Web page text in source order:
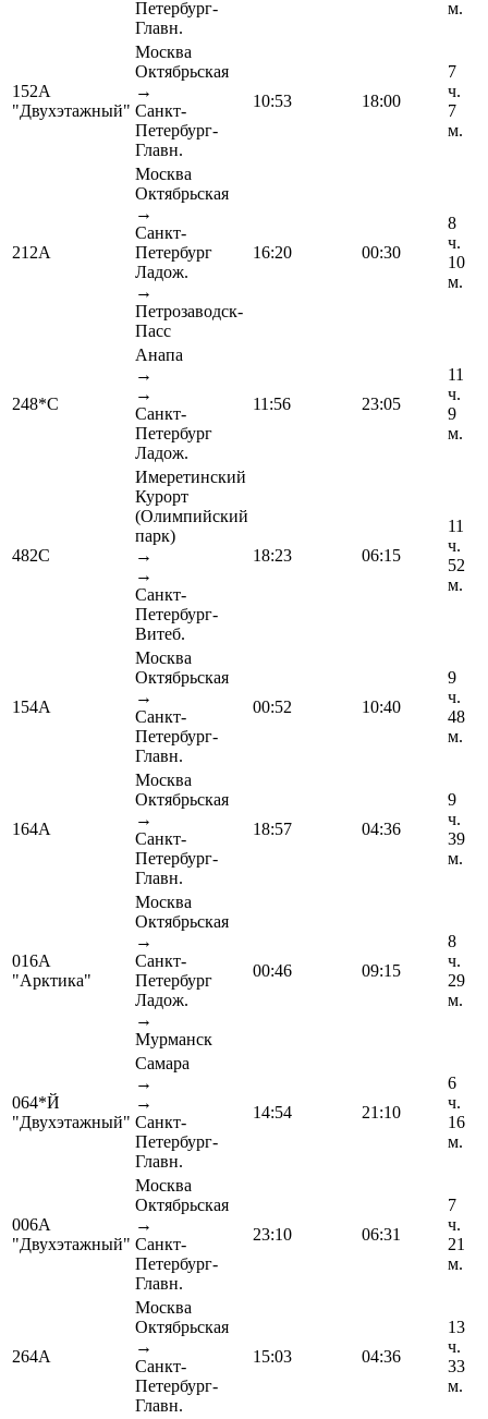
Петербург-
Главн.
м.
152А
"Двухэтажный"
Москва
Октябрьская
→
Санкт-
Петербург-
Главн.
10:53 18:00
7
ч.
7
м.
212А
Москва
Октябрьская
→
Санкт-
Петербург
Ладож.
→
Петрозаводск-
Пасс
16:20 00:30
8
ч.
10
м.
248*С
Анапа
→
→
Санкт-
Петербург
Ладож.
11:56 23:05
11
ч.
9
м.
482С
Имеретинский
Курорт
(Олимпийский
парк)
→
→
Санкт-
Петербург-
Витеб.
18:23 06:15
11
ч.
52
м.
154А
Москва
Октябрьская
→
Санкт-
Петербург-
Главн.
00:52 10:40
9
ч.
48
м.
164А
Москва
Октябрьская
→
Санкт-
Петербург-
Главн.
18:57 04:36
9
ч.
39
м.
016А
"Арктика"
Москва
Октябрьская
→
Санкт-
Петербург
Ладож.
→
Мурманск
00:46 09:15
8
ч.
29
м.
064*Й
"Двухэтажный"
Самара
→
→
Санкт-
Петербург-
Главн.
14:54 21:10
6
ч.
16
м.
006А
"Двухэтажный"
Москва
Октябрьская
→
Санкт-
Петербург-
Главн.
23:10 06:31
7
ч.
21
м.
264А
Москва
Октябрьская
→
Санкт-
Петербург-
Главн.
15:03 04:36
13
ч.
33
м.